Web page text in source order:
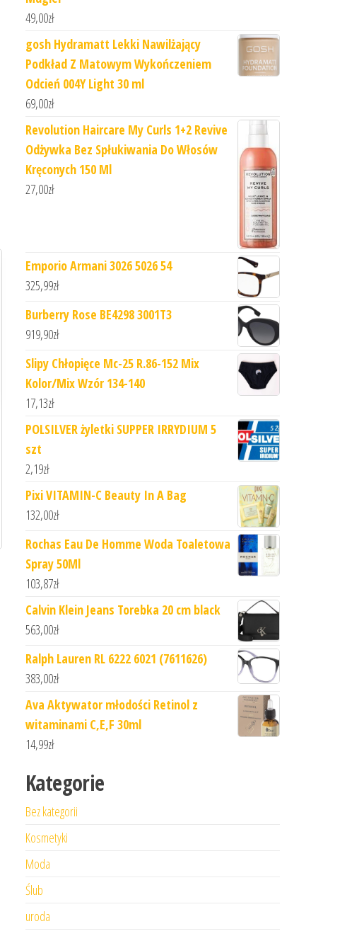
49,00zł
gosh Hydramatt Lekki Nawilżający
Podkład Z Matowym Wykończeniem
Odcień 004Y Light 30 ml
69,00zł
Revolution Haircare My Curls 1+2 Revive
Odżywka Bez Spłukiwania Do Włosów
Kręconych 150 Ml
27,00zł
Emporio Armani 3026 5026 54
325,99zł
Burberry Rose BE4298 3001T3
919,90zł
Slipy Chłopięce Mc-25 R.86-152 Mix
Kolor/Mix Wzór 134-140
17,13zł
POLSILVER żyletki SUPPER IRRYDIUM 5
szt
2,19zł
Pixi VITAMIN-C Beauty In A Bag
132,00zł
Rochas Eau De Homme Woda Toaletowa
Spray 50Ml
103,87zł
Calvin Klein Jeans Torebka 20 cm black
563,00zł
Ralph Lauren RL 6222 6021 (7611626)
383,00zł
Ava Aktywator młodości Retinol z
witaminami C,E,F 30ml
14,99zł
Kategorie
Bez kategorii
Kosmetyki
Moda
Ślub
uroda